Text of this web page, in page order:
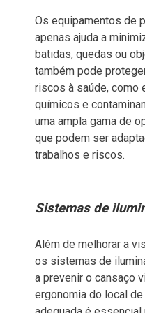
Os equipamentos de
apenas ajuda a
batidas, quedas ou
também pode
riscos à saúde, como
químicos e
uma ampla gama de
que podem ser
trabalhos e riscos.
Sistemas de
Além de melhorar a
os sistemas de
a prevenir o cansaço
ergonomia do local